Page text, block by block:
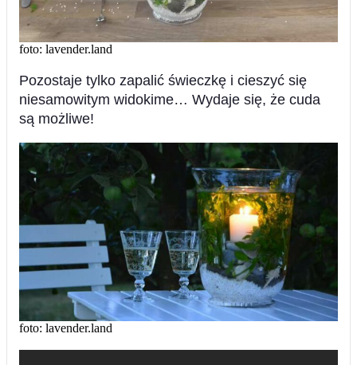
foto: lavender.land
Pozostaje tylko zapalić świeczkę i cieszyć się
niesamowitym widokime… Wydaje się, że cuda
są możliwe!
foto: lavender.land